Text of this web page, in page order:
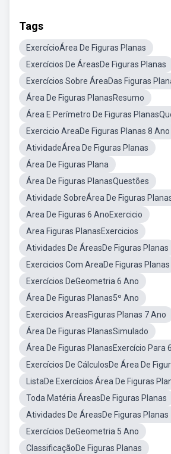
Tags
ExercícioÁrea De Figuras Planas
Exercícios De ÁreasDe Figuras Planas
Exercícios Sobre ÁreaDas Figuras
Área De Figuras PlanasResumo
Área E Perímetro De Figuras
Exercicio AreaDe Figuras Planas 8 Ano
AtividadeÁrea De Figuras Planas
Área De Figuras Plana
Área De Figuras PlanasQuestões
Atividade SobreÁrea De Figuras
Area De Figuras 6 AnoExercicio
Area Figuras PlanasExercicios
Atividades De ÁreasDe Figuras Planas
Exercicios Com AreaDe Figuras Planas
Exercícios DeGeometria 6 Ano
Área De Figuras Planas5º Ano
Exercicios AreasFiguras Planas 7 Ano
Área De Figuras PlanasSimulado
Área De Figuras PlanasExercício Para
Exercícios De CálculosDe Área De
ListaDe Exercícios Área De Figuras
Toda Matéria ÁreasDe Figuras Planas
Atividades De ÁreasDe Figuras Planas
Exercícios DeGeometria 5 Ano
ClassificaçãoDe Figuras Planas